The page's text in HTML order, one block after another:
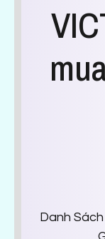
Danh